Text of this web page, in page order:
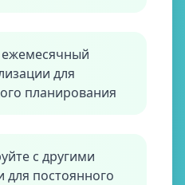
ежемесячный
для
планирования
с другими
для постоянного